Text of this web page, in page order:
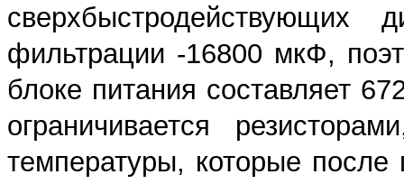
фильтрации -16800 мкФ,
блоке питания составляет
ограничивается
температуры, которые после